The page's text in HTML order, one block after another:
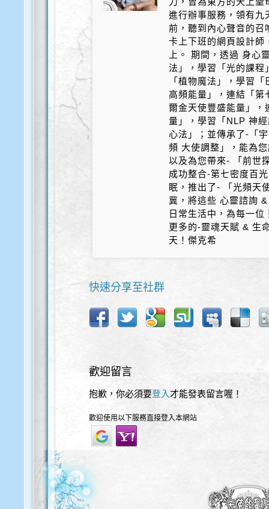
進行辦事服務，領有
前，聽到內心聲音的召
卡上下班的網頁設計師
上。 期間，透過 身心
法」，學習「光的課程
「植物魔法」，學習
高頻能量」，連結「第
爾金天使豐盛能量」，
量」，學習「NLP 神
心法」；並傳承了-「
頻 大使調整」，能為
以及為您帶來- 「前世
成功整合-第七密度百
眠，推出了- 「光頻天
冀，將這些 心靈諮詢
日常生活中，為每一
更多的-靈魂天賦 & 生
天！傑克希
快速分享至社群
歡迎留言
抱歉，你必須要登入 才能發表留言喔！
歡迎使用以下服務直接登入本網站